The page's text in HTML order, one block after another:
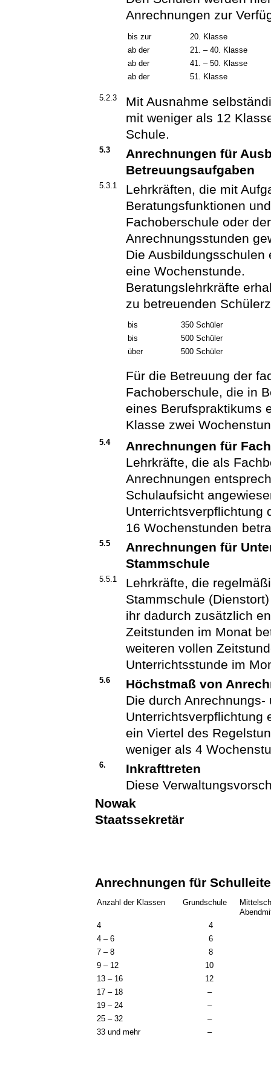
Anrechnungen zur
bis zur
20. Klasse
ab der
21. – 40. Klasse
ab der
41. – 50. Klasse
ab der
51. Klasse
5.2.3
Mit Ausnahme
mit weniger als 12
Schule.
5.3
Anrechnungen für
Betreuungsaufgaben
5.3.1
Lehrkräften, die mit
Beratungsfunktionen
Fachoberschule oder
Anrechnungsstunden
Die Ausbildungsschulen
eine Wochenstunde.
Beratungslehrkräfte
zu betreuenden
bis
350 Schüler
bis
500 Schüler
über
500 Schüler
Für die Betreuung der
Fachoberschule, die in
eines Berufspraktikums
Klasse zwei
5.4
Anrechnungen für
Lehrkräfte, die als
Anrechnungen
Schulaufsicht
Unterrichtsverpflichtung
16 Wochenstunden
5.5
Anrechnungen für
Stammschule
5.5.1
Lehrkräfte, die
Stammschule
ihr dadurch zusätzlich
Zeitstunden im Monat
weiteren vollen
Unterrichtsstunde im
5.6
Höchstmaß von
Die durch
Unterrichtsverpflichtung
ein Viertel des
weniger als 4
6.
Inkrafttreten
Diese
Nowak
Staatssekretär
Anrechnungen für
Anzahl der Klassen Grundschule
4
4
4 – 6
6
7 – 8
8
9 – 12
10
13 – 16
12
17 – 18
–
19 – 24
–
25 – 32
–
33 und mehr
–